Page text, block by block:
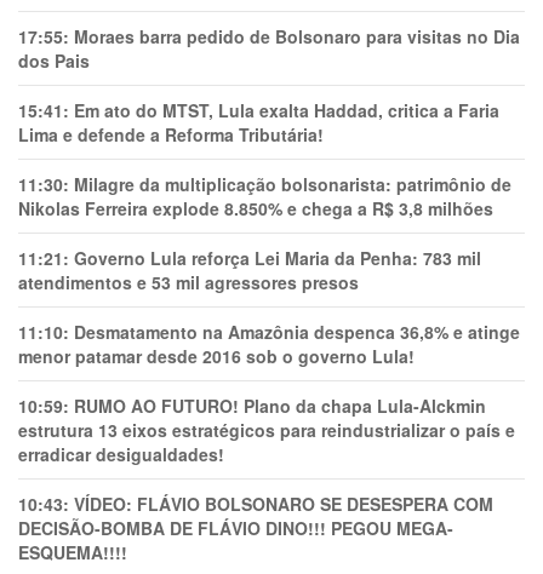
17:55: Moraes barra pedido de Bolsonaro para visitas no Dia
dos Pais
15:41: Em ato do MTST, Lula exalta Haddad, critica a Faria
Lima e defende a Reforma Tributária!
11:30: Milagre da multiplicação bolsonarista: patrimônio de
Nikolas Ferreira explode 8.850% e chega a R$ 3,8 milhões
11:21: Governo Lula reforça Lei Maria da Penha: 783 mil
atendimentos e 53 mil agressores presos
11:10: Desmatamento na Amazônia despenca 36,8% e atinge
menor patamar desde 2016 sob o governo Lula!
10:59: RUMO AO FUTURO! Plano da chapa Lula-Alckmin
estrutura 13 eixos estratégicos para reindustrializar o país e
erradicar desigualdades!
10:43: VÍDEO: FLÁVIO BOLSONARO SE DESESPERA COM
DECISÃO-BOMBA DE FLÁVIO DINO!!! PEGOU MEGA-
ESQUEMA!!!!